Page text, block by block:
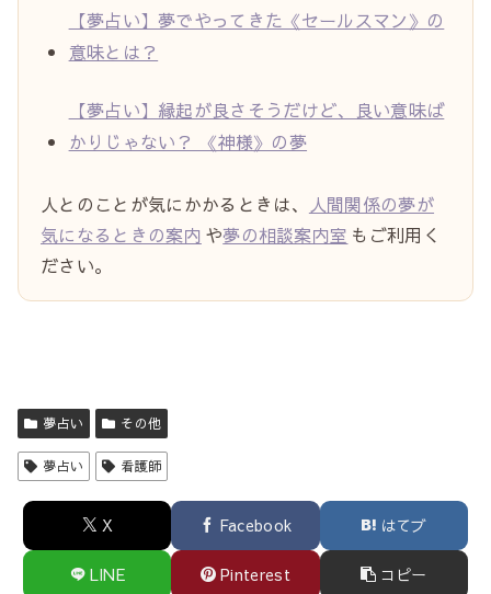
【夢占い】夢でやってきた《セールスマン》の
意味とは？
【夢占い】縁起が良さそうだけど、良い意味ば
かりじゃない？ 《神様》の夢
人とのことが気にかかるときは、
人間関係の夢が
気になるときの案内 や夢の相談案内室 もご利用く
ださい。
夢占い その他
夢占い 看護師
X Facebook はてブ
LINE Pinterest コピー